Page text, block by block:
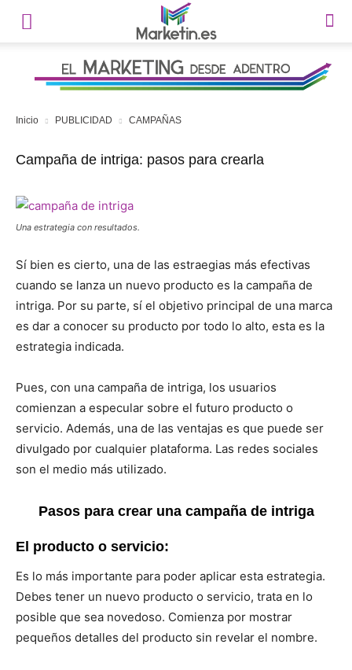
Inicio PUBLICIDAD CAMPAÑAS
Campaña de intriga: pasos para crearla
Una estrategia con resultados.
Sí bien es cierto, una de las estraegias más efectivas
cuando se lanza un nuevo producto es la campaña de
intriga. Por su parte, sí el objetivo principal de una marca
es dar a conocer su producto por todo lo alto, esta es la
estrategia indicada.
Pues, con una campaña de intriga, los usuarios
comienzan a especular sobre el futuro producto o
servicio. Además, una de las ventajas es que puede ser
divulgado por cualquier plataforma. Las redes sociales
son el medio más utilizado.
Pasos para crear una campaña de intriga
El producto o servicio:
Es lo más importante para poder aplicar esta estrategia.
Debes tener un nuevo producto o servicio, trata en lo
posible que sea novedoso. Comienza por mostrar
pequeños detalles del producto sin revelar el nombre.